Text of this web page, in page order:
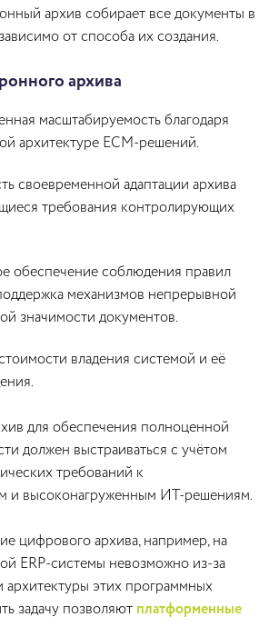
архив собирает все документы в
от способа их создания.
архива
масштабируемость благодаря
архитектуре ECM-решений.
своевременной адаптации архива
требования контролирующих
обеспечение соблюдения правил
механизмов непрерывной
значимости документов.
владения системой и её
для обеспечения полноценной
должен выстраиваться с учётом
требований к
и высоконагруженным ИТ-решениям.
цифрового архива, например, на
ERP-системы невозможно из-за
архитектуры этих программных
задачу позволяют платформенные